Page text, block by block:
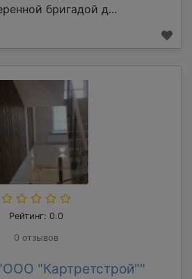
бригадой д...
Рейтинг: 0.0
0 отзывов
"Картретстрой""